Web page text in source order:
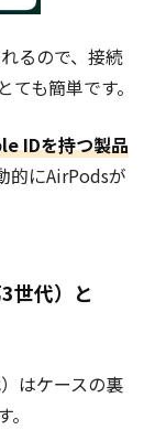
るので、接続
も簡単です。
IDを持つ製品
的にAirPodsが
世代）と
はケースの裏